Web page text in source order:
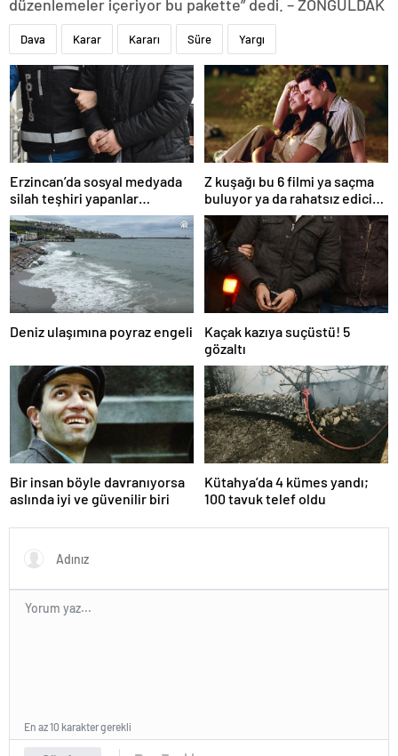
düzenlemeler içeriyor bu pakette” dedi. – ZONGULDAK
Dava Karar Kararı Süre Yargı
Erzincan’da sosyal medyada
silah teşhiri yapanlar
yakalandı
Z kuşağı bu 6 filmi ya saçma
buluyor ya da rahatsız edici
ve toksik!
Deniz ulaşımına poyraz engeli
Kaçak kazıya suçüstü! 5
gözaltı
Bir insan böyle davranıyorsa
aslında iyi ve güvenilir biri
Kütahya’da 4 kümes yandı;
100 tavuk telef oldu
En az 10 karakter gerekli